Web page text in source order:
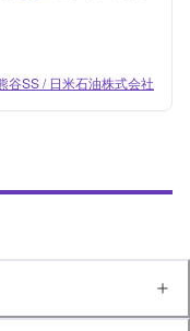
谷SS / 日米石油株式会社